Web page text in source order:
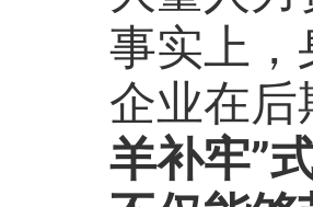
事实上，
企业在
羊补牢”